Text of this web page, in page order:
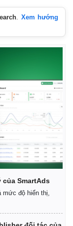
. Xem hướng
SmartAds
độ hiển thị,